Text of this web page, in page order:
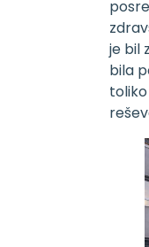
je bil
bila